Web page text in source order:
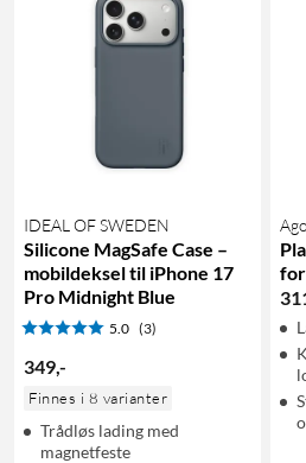
IDEAL OF SWEDEN
Silicone MagSafe Case –
mobildeksel til iPhone 17
Pro Midnight Blue
5.0 (3)
349,-
Finnes i 8 varianter
Trådløs lading med
magnetfeste